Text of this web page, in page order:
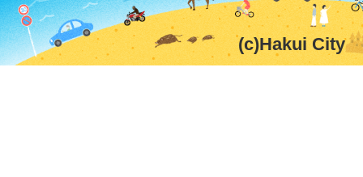
(c)Hakui City